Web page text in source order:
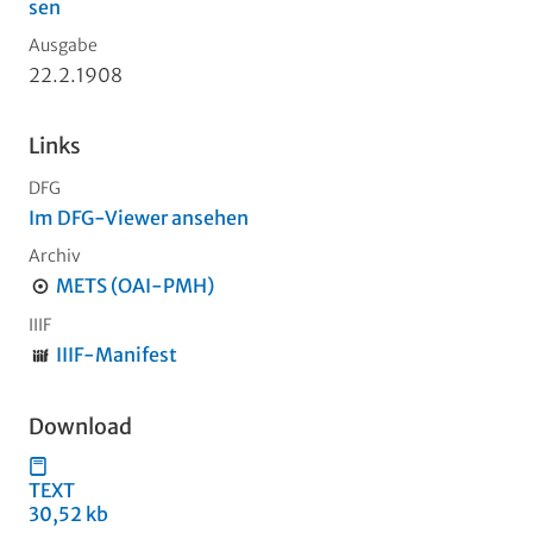
sen
Ausgabe
22.2.1908
Links
DFG
Im DFG-Viewer ansehen
Archiv
METS (OAI-PMH)
IIIF
IIIF-Manifest
Download
TEXT
30,52 kb